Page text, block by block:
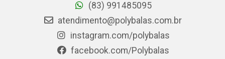
(83) 991485095
atendimento@polybalas.com.br
instagram.com/polybalas
facebook.com/Polybalas